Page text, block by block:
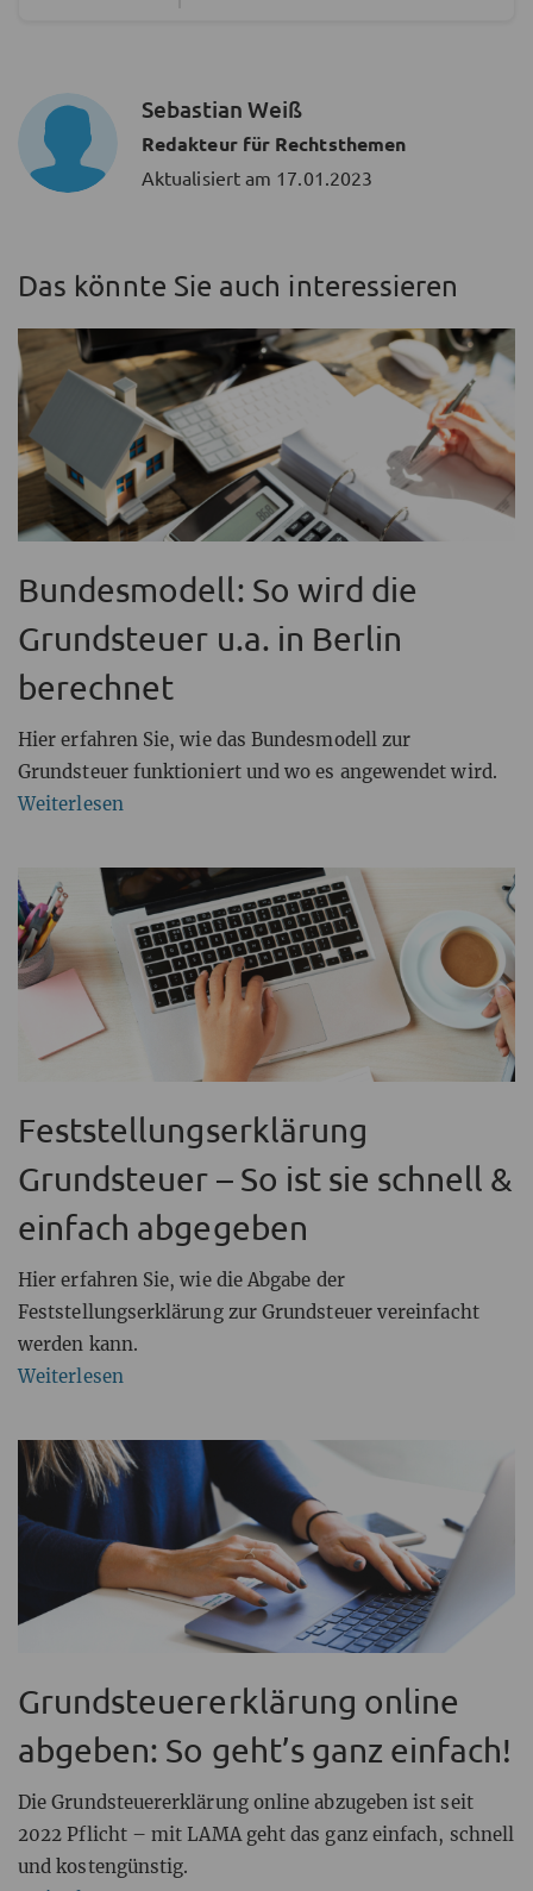
Sebastian Weiß
Redakteur für Rechtsthemen
Aktualisiert am 17.01.2023
Das könnte Sie auch interessieren
Bundesmodell: So wird die
Grundsteuer u.a. in Berlin
berechnet
Hier erfahren Sie, wie das Bundesmodell zur
Grundsteuer funktioniert und wo es angewendet wird.
Weiterlesen
Feststellungserklärung
Grundsteuer – So ist sie schnell &
einfach abgegeben
Hier erfahren Sie, wie die Abgabe der
Feststellungserklärung zur Grundsteuer vereinfacht
werden kann.
Weiterlesen
Grundsteuererklärung online
abgeben: So geht’s ganz einfach!
Die Grundsteuererklärung online abzugeben ist seit
2022 Pflicht – mit LAMA geht das ganz einfach, schnell
und kostengünstig.